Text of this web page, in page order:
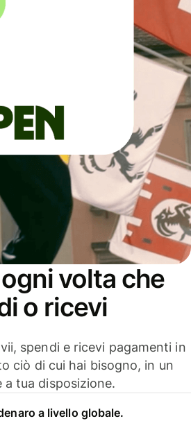
volta che
o ricevi
spendi e ricevi pagamenti in
ciò di cui hai bisogno, in un
tua disposizione.
a livello globale.